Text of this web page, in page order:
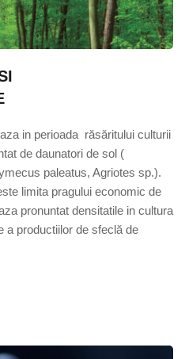
in perioada  răsăritului culturii
de daunatori de sol (
paleatus, Agriotes sp.).
limita pragului economic de
pronuntat densitatile in cultura
a productiilor de sfeclă de